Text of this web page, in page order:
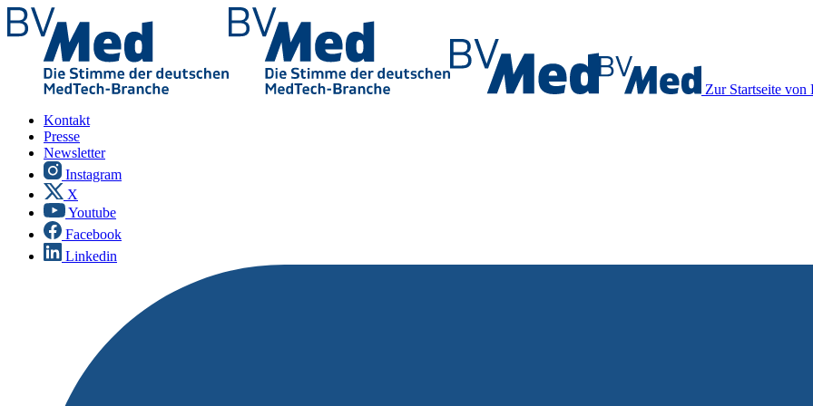
Zur Startseite
Kontakt
Presse
Newsletter
Instagram
X
Youtube
Facebook
Linkedin